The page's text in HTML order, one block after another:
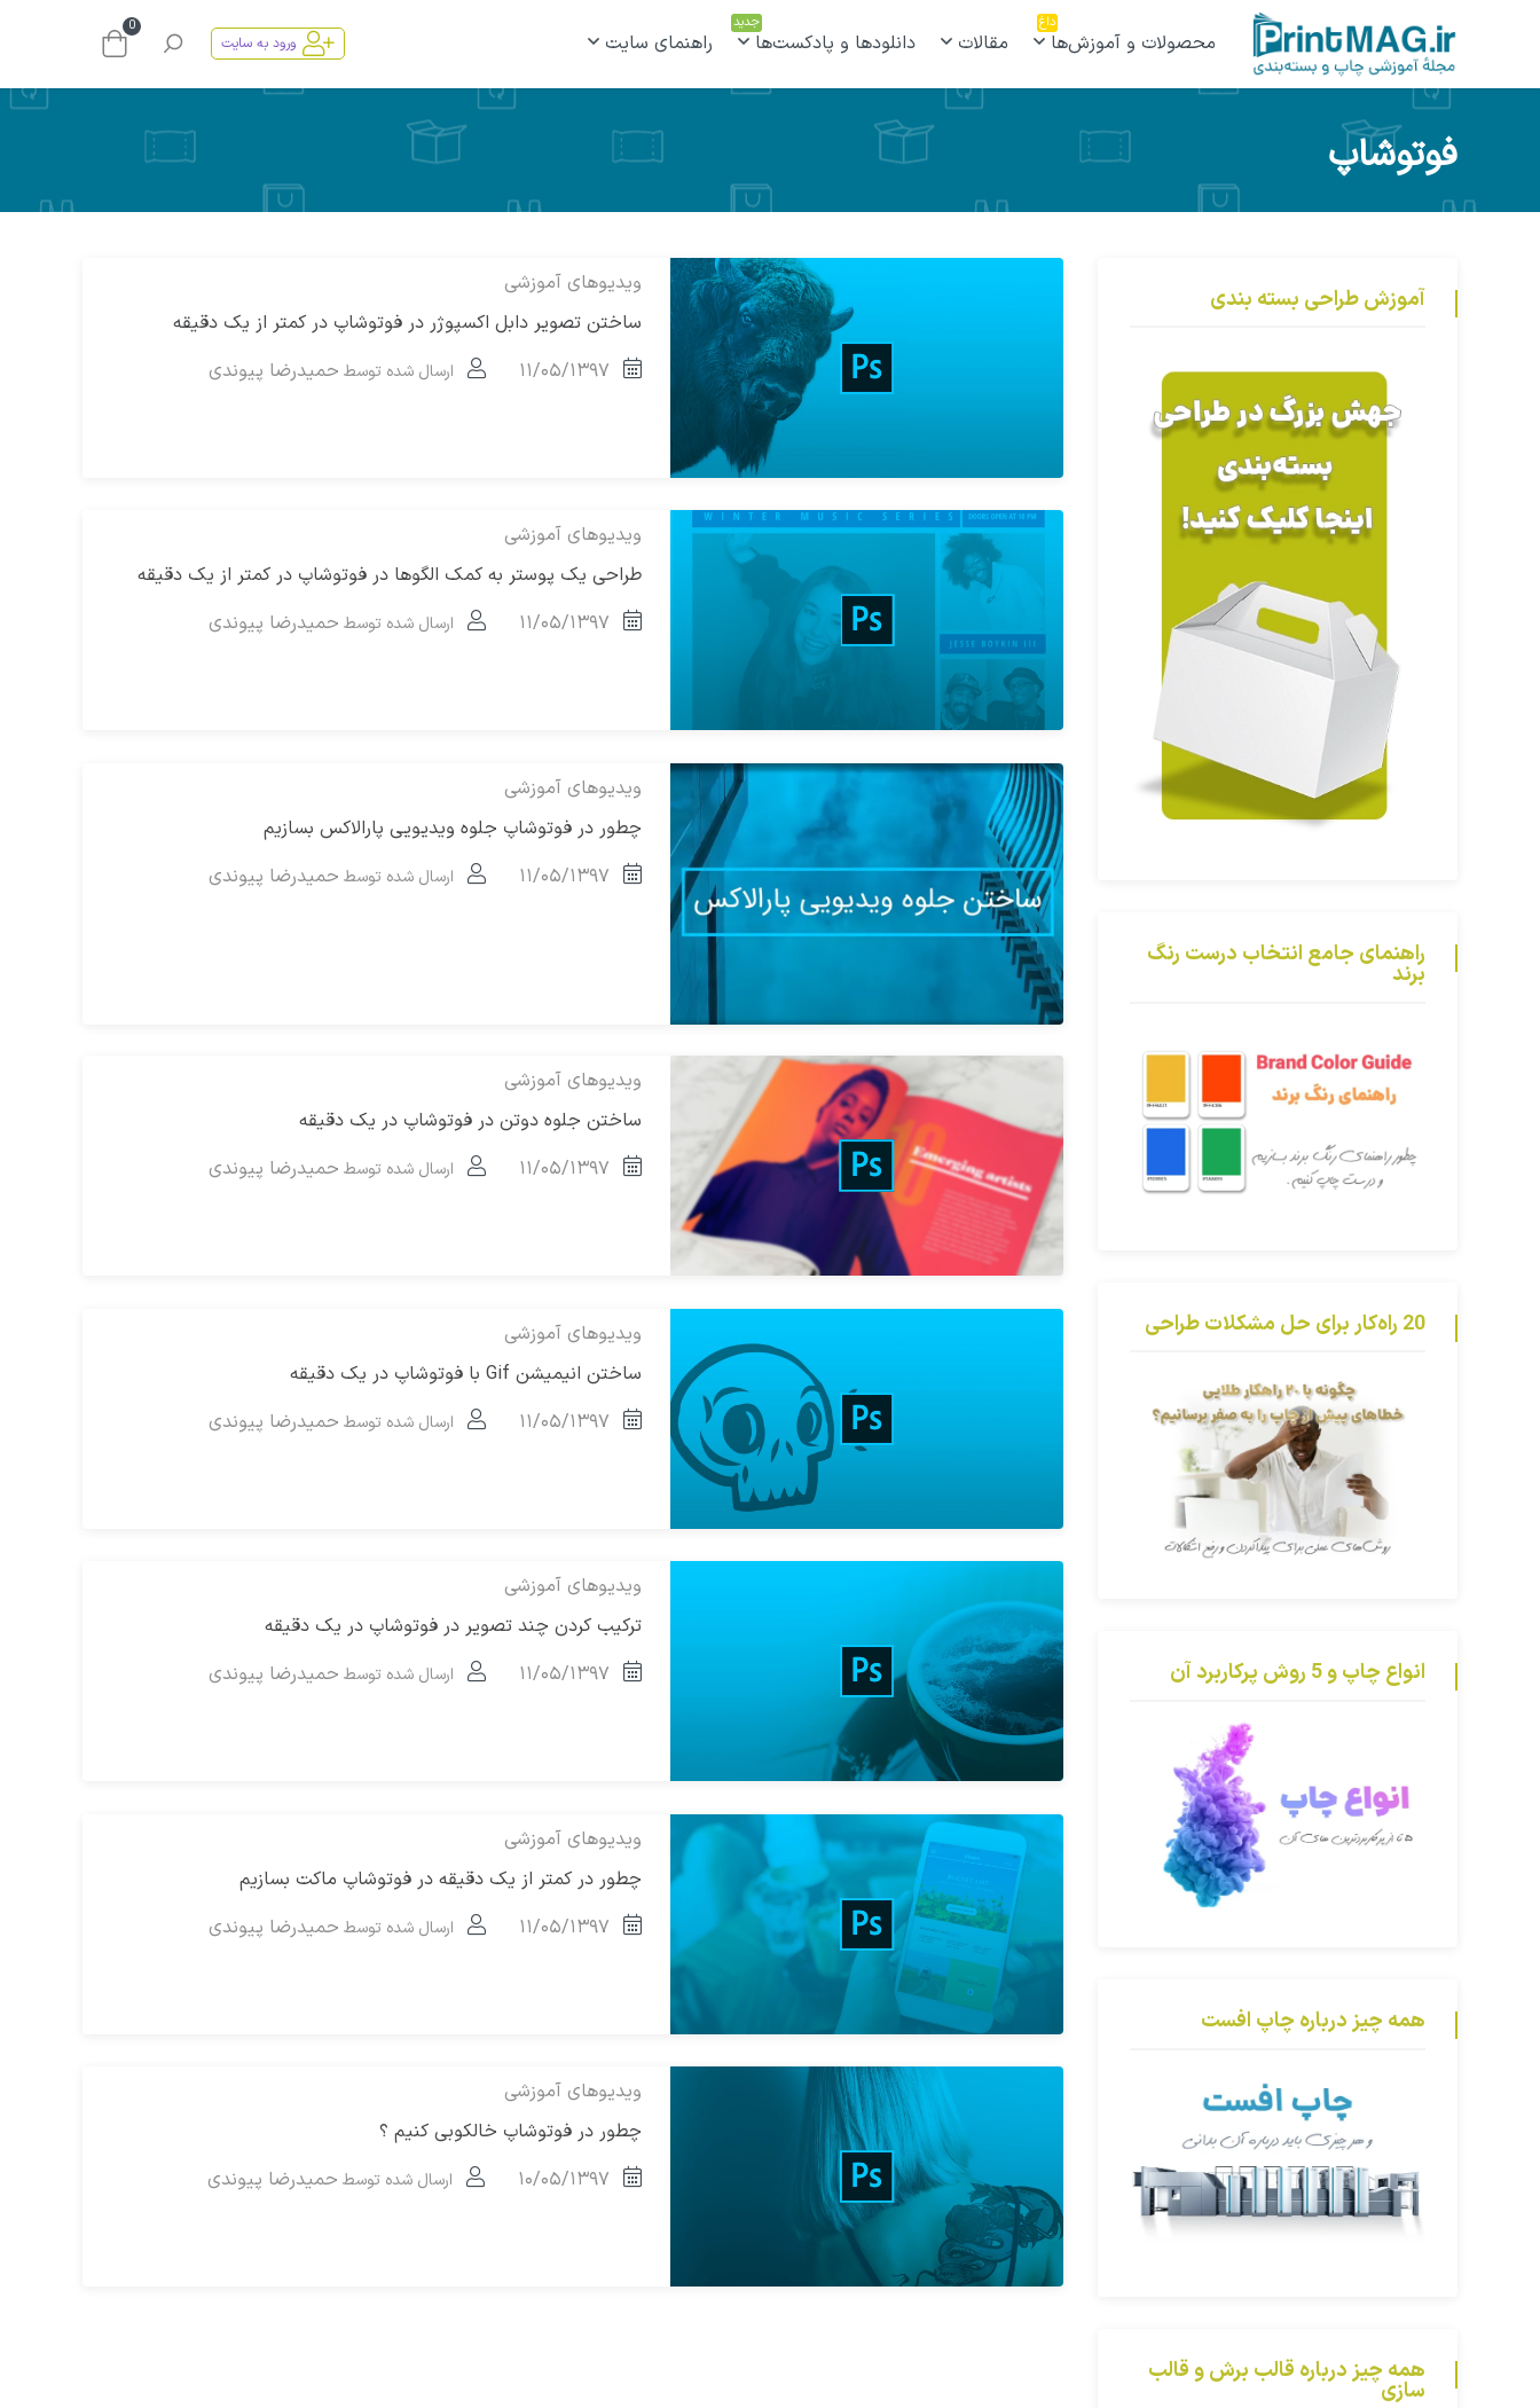
محصولات و آموزش‌ها
داغ
مقالات دانلودها و پادکست‌ها
جدید
راهنمای سایت ورود به سایت
0
فوتوشاپ
ویدیوهای آموزشی
ساختن تصویر دابل اکسپوژر در فوتوشاپ در کمتر از یک دقیقه
۱۱/۰۵/۱۳۹۷
ارسال شده توسط حمیدرضا پیوندی
ویدیوهای آموزشی
طراحی یک پوستر به کمک الگوها در فوتوشاپ در کمتر از یک دقیقه
۱۱/۰۵/۱۳۹۷
ارسال شده توسط حمیدرضا پیوندی
ویدیوهای آموزشی
چطور در فوتوشاپ جلوه ویدیویی پارالاکس بسازیم
۱۱/۰۵/۱۳۹۷
ارسال شده توسط حمیدرضا پیوندی
ویدیوهای آموزشی
ساختن جلوه دوتن در فوتوشاپ در یک دقیقه
۱۱/۰۵/۱۳۹۷
ارسال شده توسط حمیدرضا پیوندی
ویدیوهای آموزشی
ساختن انیمیشن Gif با فوتوشاپ در یک دقیقه
۱۱/۰۵/۱۳۹۷
ارسال شده توسط حمیدرضا پیوندی
ویدیوهای آموزشی
ترکیب کردن چند تصویر در فوتوشاپ در یک دقیقه
۱۱/۰۵/۱۳۹۷
ارسال شده توسط حمیدرضا پیوندی
ویدیوهای آموزشی
چطور در کمتر از یک دقیقه در فوتوشاپ ماکت بسازیم
۱۱/۰۵/۱۳۹۷
ارسال شده توسط حمیدرضا پیوندی
ویدیوهای آموزشی
چطور در فوتوشاپ خالکوبی کنیم ؟
۱۰/۰۵/۱۳۹۷
ارسال شده توسط حمیدرضا پیوندی
آموزش طراحی بسته بندی
راهنمای جامع انتخاب درست رنگ
برند
20 راه‌کار برای حل مشکلات طراحی
انواع چاپ و 5 روش پرکاربرد آن
همه چیز درباره چاپ افست
همه چیز درباره قالب برش و قالب
سازی